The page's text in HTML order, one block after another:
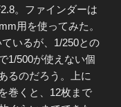
。ファインダーは
用を使ってみた。
いるが、1/250との
1/500が使えない個
るのだろう。上に
巻くと、12枚まで